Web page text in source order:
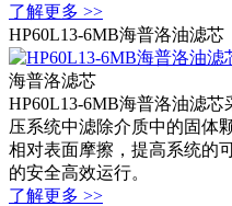
了解更多 >>
HP60L13-6MB海普洛油滤芯
海普洛滤芯
HP60L13-6MB海普洛油滤
压系统中滤除介质中的固体
相对表面摩擦，提高系统的
的安全高效运行。
了解更多 >>